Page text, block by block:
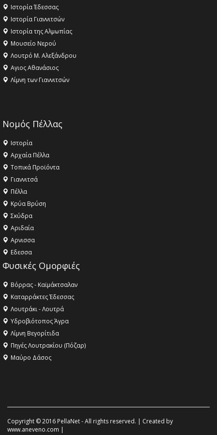
Ιστορία Έδεσσας
Ιστορία Γιαννιτσών
Ιστορία της Αλμωπίας
Μουσείο Νερού
Λουτρό Μ. Αλεξάνδρου
Αγιος Αθανάσιος
Λίμνη των Γιαννιτσών
Νομός Πέλλας
Ιστορία
Αρχαία Πέλλα
Τοπικά Προϊόντα
Γιαννιτσά
Πέλλα
Κρύα Βρύση
Σκύδρα
Αριδαία
Aρνισσα
Eδεσσα
Φυσικές Ομορφιές
Βόρρας - Καϊμάκτσαλαν
Καταρράκτες Έδεσσας
Λουτράκι - Λουτρά
Υδροβιότοπος Άγρα
Λίμνη Βεγορίτιδα
Πηγές Λουτρακίου (Πόζαρ)
Μαύρο Δάσος
Copyright © 2016 PellaNet - All rights reserved. | Created by
www.aneveno.com |